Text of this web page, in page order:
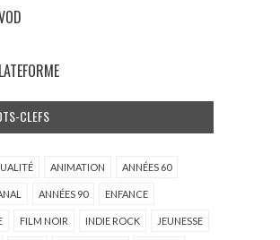
CLEFS
ANIMATION ANNÉES 60
ANNÉES 90 ENFANCE
FILM NOIR INDIE ROCK JEUNESSE